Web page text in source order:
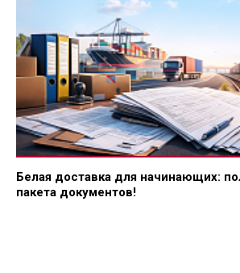
Белая доставка для начинающих:
пакета документов!